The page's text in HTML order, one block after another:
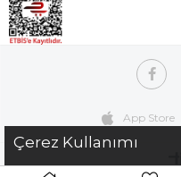
App Store
Çerez Kullanımı